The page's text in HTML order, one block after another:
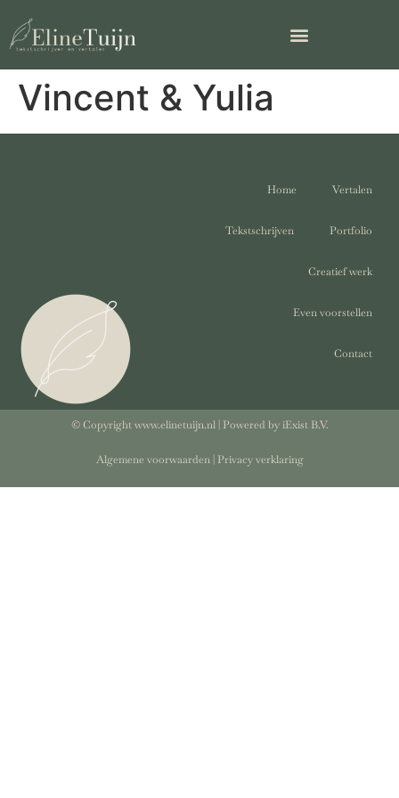
Vincent & Yulia
Home Vertalen
Tekstschrijven Portfolio
Creatief werk
Even voorstellen
Contact
© Copyright www.elinetuijn.nl | Powered by iExist B.V.
Algemene voorwaarden| Privacy verklaring